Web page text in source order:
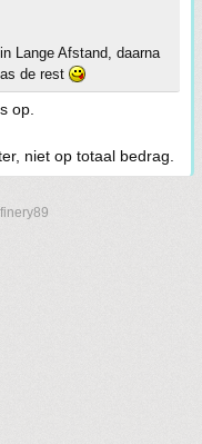
Lange Afstand, daarna
de rest
op.
niet op totaal bedrag.